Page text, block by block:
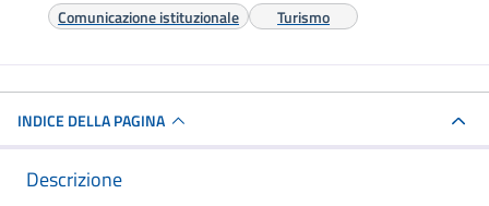
Comunicazione istituzionale Turismo
INDICE DELLA PAGINA
Descrizione